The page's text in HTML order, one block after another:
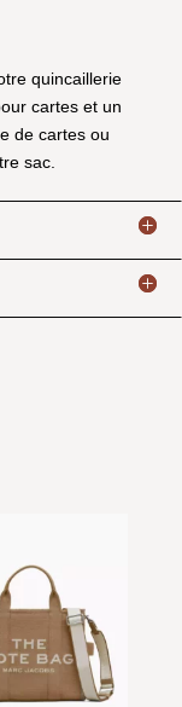
quincaillerie
cartes et un
de cartes ou
sac.